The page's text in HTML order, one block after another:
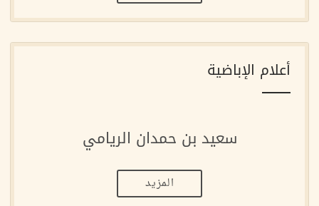
أعلام الإباضية
سعيد بن حمدان الريامي
المزيد